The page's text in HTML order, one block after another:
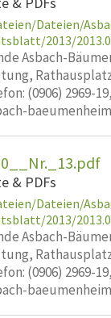
Dateien/
2013/
Asbach-
Rathausplatz
(0906) 2969-
& PDFs
Dateien/
2013/
Asbach-
Rathausplatz
(0906) 2969-